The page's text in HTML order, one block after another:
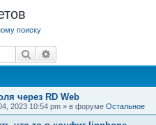
поиску
Поиск
через RD Web
2023 10:54 pm » в форуме Остальное